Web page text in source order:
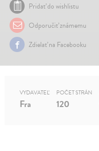
Pridať do wishlistu
Odporučiť známemu
Zdielať na Facebooku
VYDAVATEĽ
Fra
POČET STRÁN
120